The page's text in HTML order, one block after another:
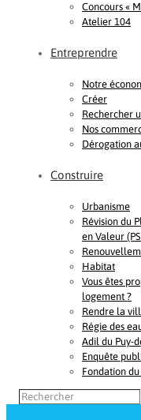
Concours «
Atelier 104
Entreprendre
Notre
Créer
Rechercher
Nos
Dérogation
Construire
Urbanisme
Révision du
en Valeur
Habitat
Vous êtes
logement ?
Rendre la
Régie des
Adil du Puy-
Enquête
Fondation